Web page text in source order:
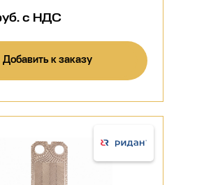
с НДС
Добавить к заказу